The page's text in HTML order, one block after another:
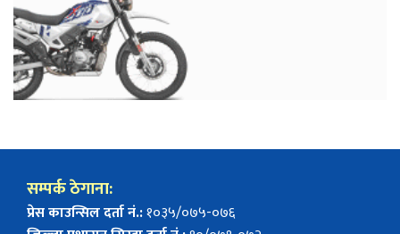
सम्पर्क ठेगाना:
प्रेस काउन्सिल दर्ता नं.:१०३५/०७५-०७६